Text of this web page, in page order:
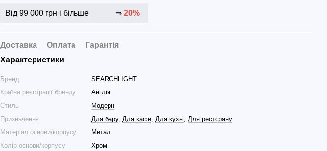
Від 99 000 грн і більше ⇒ 20%
Доставка Оплата
Гарантія
Характеристики
Бренд
SEARCHLIGHT
Країна реєстрації бренду
Англія
Стиль
Модерн
Призначення
Для бару, Для кафе, Для кухні, Для ресторану
Матеріал основи/корпусу
Метал
Колір основи/корпусу
Хром